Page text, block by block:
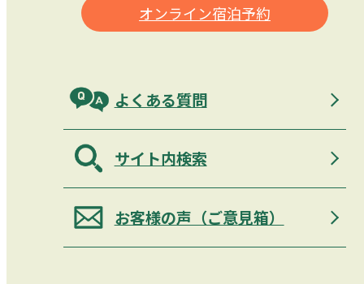
オンライン宿泊予約
よくある質問
サイト内検索
お客様の声（ご意見箱）